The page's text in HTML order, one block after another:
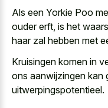
Als een Yorkie Poo
ouder erft, is het
haar zal hebben met
Kruisingen komen in
ons aanwijzingen
uitwerpingspotentieel.